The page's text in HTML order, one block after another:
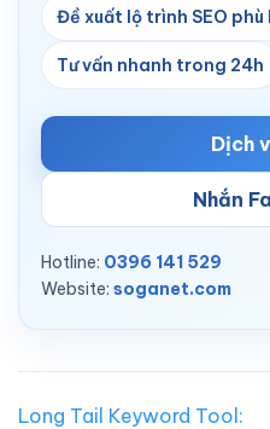
Đề xuất lộ trình SEO phù
Tư vấn nhanh trong 24h
Dịch
Nhắn
Hotline: 0396 141 529
Website: soganet.com
Long Tail Keyword Tool: